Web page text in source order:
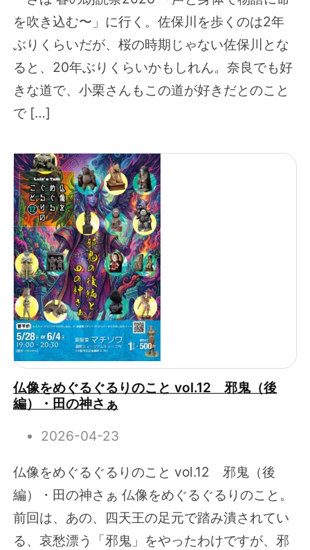
を吹き込む〜」に行く。佐保川を歩くのは2年
ぶりくらいだが、桜の時期じゃない佐保川とな
ると、20年ぶりくらいかもしれん。奈良でも好
きな道で、小栗さんもこの道が好きだとのこと
で […]
仏像をめぐるぐるりのこと vol.12 邪鬼（後
編）・田の神さぁ
2026-04-23
仏像をめぐるぐるりのこと vol.12 邪鬼（後
編）・田の神さぁ 仏像をめぐるぐるりのこと。
前回は、あの、四天王の足元で踏み潰されてい
る、哀愁漂う「邪鬼」をやったわけですが、邪